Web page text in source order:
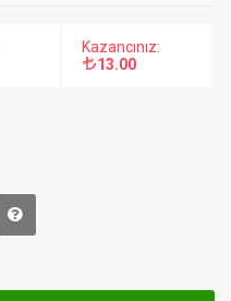
Kazancınız:
13.00